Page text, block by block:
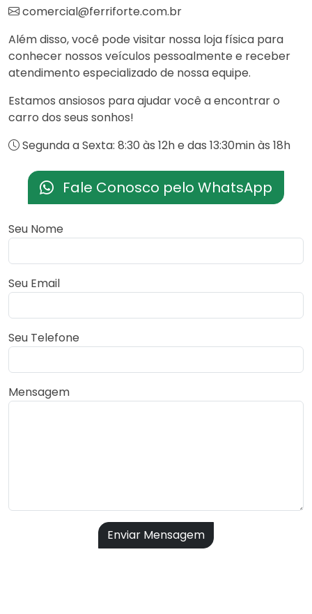
comercial@ferriforte.com.br
Além disso, você pode visitar nossa loja física para
conhecer nossos veículos pessoalmente e receber
atendimento especializado de nossa equipe.
Estamos ansiosos para ajudar você a encontrar o
carro dos seus sonhos!
Segunda a Sexta: 8:30 às 12h e das 13:30min às 18h
Fale Conosco pelo WhatsApp
Seu Nome
Seu Email
Seu Telefone
Mensagem
Enviar Mensagem